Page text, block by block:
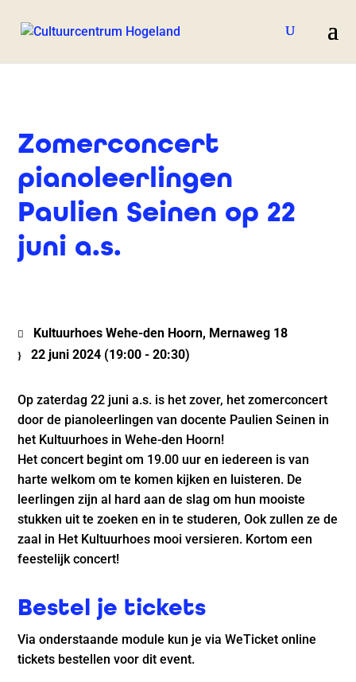
Zomerconcert
pianoleerlingen
Paulien Seinen op 22
juni a.s.
Kultuurhoes Wehe-den Hoorn, Mernaweg 18
22 juni 2024 (19:00 - 20:30)
Op zaterdag 22 juni a.s. is het zover, het zomerconcert
door de pianoleerlingen van docente Paulien Seinen in
het Kultuurhoes in Wehe-den Hoorn!
Het concert begint om 19.00 uur en iedereen is van
harte welkom om te komen kijken en luisteren. De
leerlingen zijn al hard aan de slag om hun mooiste
stukken uit te zoeken en in te studeren, Ook zullen ze de
zaal in Het Kultuurhoes mooi versieren. Kortom een
feestelijk concert!
Bestel je tickets
Via onderstaande module kun je via WeTicket online
tickets bestellen voor dit event.